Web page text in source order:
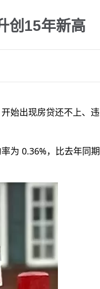
创15年新高
始出现房贷还不上、违
为 0.36%，比去年同期